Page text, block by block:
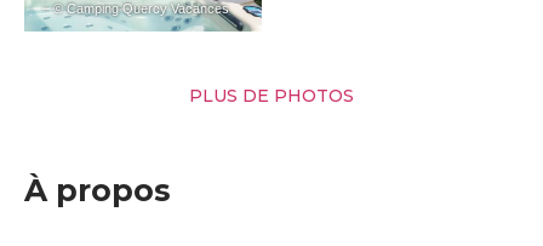
– © Camping Quercy Vacances
PLUS DE PHOTOS
À propos